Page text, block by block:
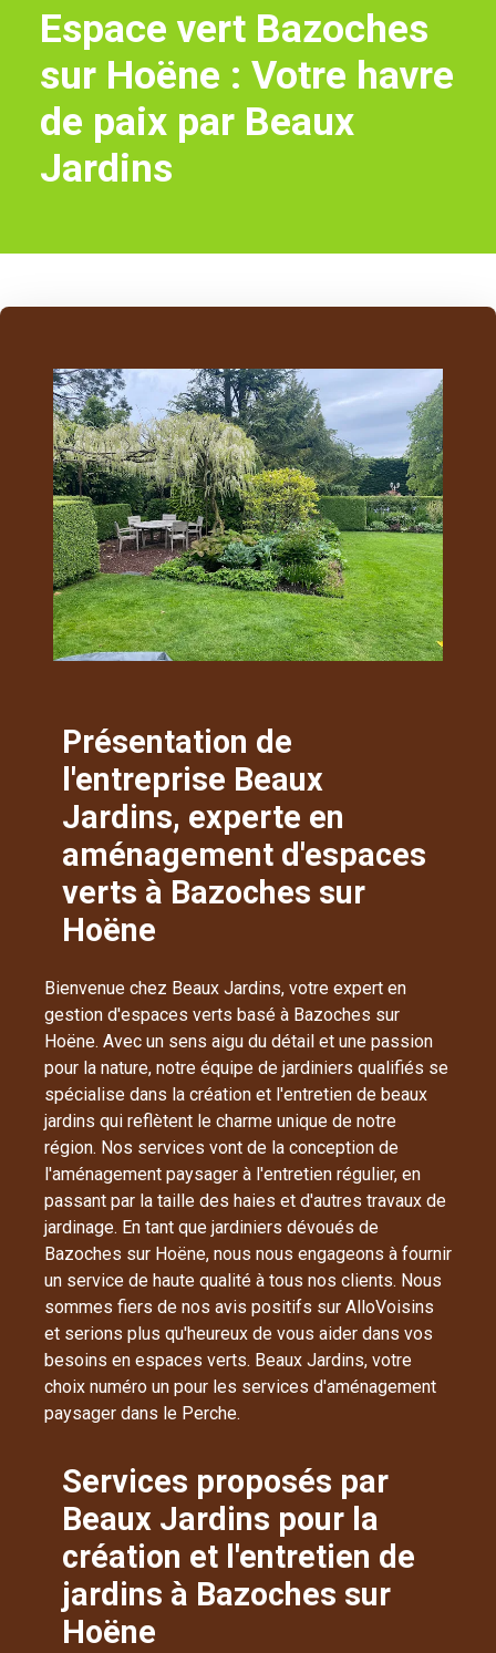
Espace vert Bazoches
sur Hoëne : Votre havre
de paix par Beaux
Jardins
Présentation de
l'entreprise Beaux
Jardins, experte en
aménagement d'espaces
verts à Bazoches sur
Hoëne
Bienvenue chez Beaux Jardins, votre expert en
gestion d'espaces verts basé à Bazoches sur
Hoëne. Avec un sens aigu du détail et une passion
pour la nature, notre équipe de jardiniers qualifiés se
spécialise dans la création et l'entretien de beaux
jardins qui reflètent le charme unique de notre
région. Nos services vont de la conception de
l'aménagement paysager à l'entretien régulier, en
passant par la taille des haies et d'autres travaux de
jardinage. En tant que jardiniers dévoués de
Bazoches sur Hoëne, nous nous engageons à fournir
un service de haute qualité à tous nos clients. Nous
sommes fiers de nos avis positifs sur AlloVoisins
et serions plus qu'heureux de vous aider dans vos
besoins en espaces verts. Beaux Jardins, votre
choix numéro un pour les services d'aménagement
paysager dans le Perche.
Services proposés par
Beaux Jardins pour la
création et l'entretien de
jardins à Bazoches sur
Hoëne